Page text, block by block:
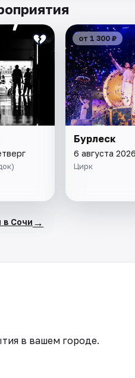
от 1 300 ₽
Бурлеск
6 августа
Цирк
в Сочи →
в вашем городе.